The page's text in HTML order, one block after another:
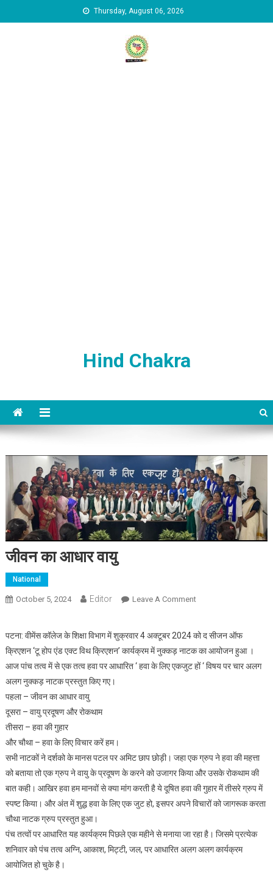
Thursday, August 06, 2026
Hind Chakra
जीवन का आधार वायु
National
October 5, 2024 Editor Leave A CommentOn जीवन का आधार वायु
पटना: वीमेंस कॉलेज के शिक्षा विभाग में शुक्रवार 4 अक्टूबर 2024 को द सीजन ऑफ
क्रिएशन ‘टू होप एंड एक्ट विथ क्रिएशन’ कार्यक्रम में नुक्कड़ नाटक का आयोजन हुआ ।
आज पांच तत्व में से एक तत्व हवा पर आधारित ‘ हवा के लिए एकजुट हों ‘ विषय पर चार अलग
अलग नुक्कड़ नाटक प्रस्तुत किए गए।
पहला – जीवन का आधार वायु
दूसरा – वायु प्रदूषण और रोकथाम
तीसरा – हवा की गुहार
और चौथा – हवा के लिए विचार करें हम।
सभी नाटकों ने दर्शको के मानस पटल पर अमिट छाप छोड़ी। जहा एक ग्रुप ने हवा की महत्ता
को बताया तो एक ग्रुप ने वायु के प्रदूषण के करने को उजागर किया और उसके रोकथाम की
बात कही। आखिर हवा हम मानवों से क्या मांग करती है ये दूषित हवा की गुहार में तीसरे ग्रुप में
स्पष्ट किया। और अंत में शुद्ध हवा के लिए एक जुट हो, इसपर अपने विचारों को जागरूक करता
चौथा नाटक ग्रुप प्रस्तुत हुआ।
पंच तत्वों पर आधारित यह कार्यक्रम पिछले एक महीने से मनाया जा रहा है। जिसमे प्रत्येक
शनिवार को पंच तत्व अग्नि, आकाश, मिट्टी, जल, पर आधारित अलग अलग कार्यक्रम
आयोजित हो चुके है।